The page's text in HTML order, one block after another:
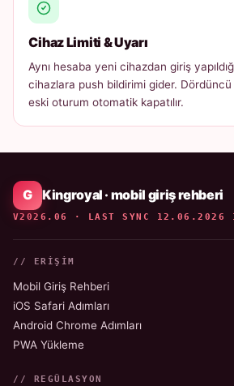
Cihaz Limiti & Uyarı
Aynı hesaba yeni cihazdan giriş
cihazlara push bildirimi gider.
eski oturum otomatik kapatılır.
Kingroyal · mobil giriş rehberi
V2026.06 · LAST SYNC 12.06.2026
// ERIŞIM
Mobil Giriş Rehberi
iOS Safari Adımları
Android Chrome Adımları
PWA Yükleme
// REGÜLASYON